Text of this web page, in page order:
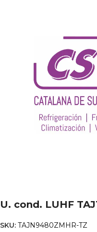
U. cond. LUHF
SKU: TAJN9480ZMHR-TZ